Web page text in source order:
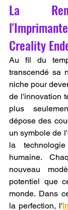
La
Creality
Au fil du
transcendé sa
niche pour
de l'innovation
plus
dépose des
un symbole de
la
humaine.
nouveau
potentiel que
monde. Dans
la perfection, l'